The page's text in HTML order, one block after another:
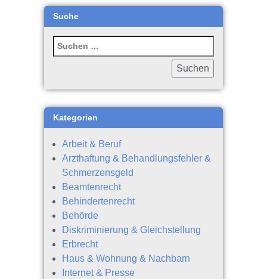
Suche
Kategorien
Arbeit & Beruf
Arzthaftung & Behandlungsfehler &
Schmerzensgeld
Beamtenrecht
Behindertenrecht
Behörde
Diskriminierung & Gleichstellung
Erbrecht
Haus & Wohnung & Nachbarn
Internet & Presse